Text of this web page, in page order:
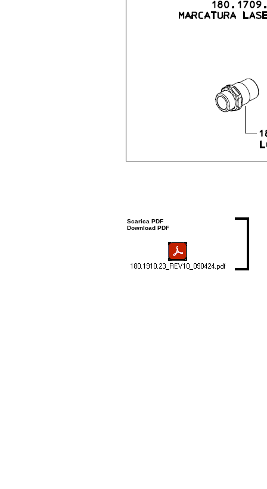
Scarica PDF
Download PDF